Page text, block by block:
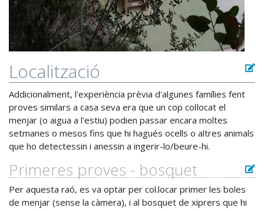
Localització
Addicionalment, l'experiència prèvia d'algunes famílies fent
proves similars a casa seva era que un cop col·locat el
menjar (o aigua a l'estiu) podien passar encara moltes
setmanes o mesos fins que hi hagués ocells o altres animals
que ho detectessin i anessin a ingerir-lo/beure-hi.
Primeres proves - bosquet
Per aquesta raó, es va optar per col.locar primer les boles
de menjar (sense la càmera), i al bosquet de xiprers que hi